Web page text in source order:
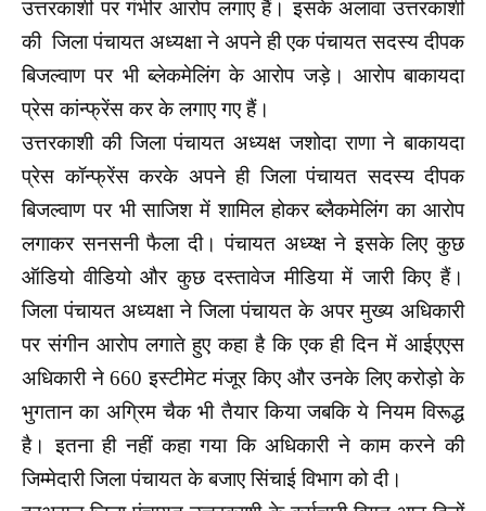
उत्तरकाशी पर गंभीर आरोप लगाए हैं। इसके अलावा उत्तरकाशी
की जिला पंचायत अध्यक्षा ने अपने ही एक पंचायत सदस्य दीपक
बिजल्वाण पर भी ब्लेकमेलिंग के आरोप जड़े। आरोप बाकायदा
प्रेस कांन्फ्रेंस कर के लगाए गए हैं।
उत्तरकाशी की जिला पंचायत अध्यक्ष जशोदा राणा ने बाकायदा
प्रेस कॉन्फ्रेंस करके अपने ही जिला पंचायत सदस्य दीपक
बिजल्वाण पर भी साजिश में शामिल होकर ब्लैकमेलिंग का आरोप
लगाकर सनसनी फैला दी। पंचायत अध्य्क्ष ने इसके लिए कुछ
ऑडियो वीडियो और कुछ दस्तावेज मीडिया में जारी किए हैं।
जिला पंचायत अध्यक्षा ने जिला पंचायत के अपर मुख्य अधिकारी
पर संगीन आरोप लगाते हुए कहा है कि एक ही दिन में आईएएस
अधिकारी ने 660 इस्टीमेट मंजूर किए और उनके लिए करोड़ो के
भुगतान का अग्रिम चैक भी तैयार किया जबकि ये नियम विरूद्ध
है। इतना ही नहीं कहा गया कि अधिकारी ने काम करने की
जिम्मेदारी जिला पंचायत के बजाए सिंचाई विभाग को दी।